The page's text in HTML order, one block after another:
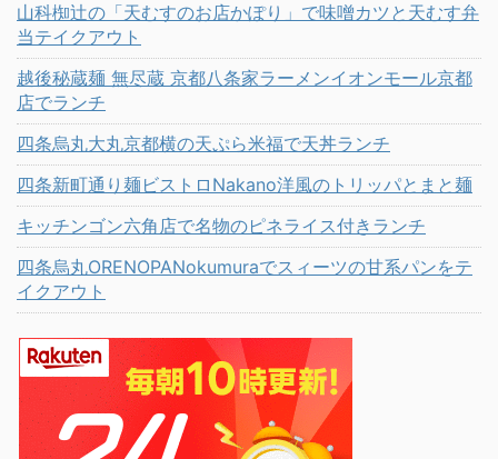
山科椥辻の「天むすのお店かぽり」で味噌カツと天むす弁
当テイクアウト
越後秘蔵麺 無尽蔵 京都八条家ラーメンイオンモール京都
店でランチ
四条烏丸大丸京都横の天ぷら米福で天丼ランチ
四条新町通り麺ビストロNakano洋風のトリッパとまと麺
キッチンゴン六角店で名物のピネライス付きランチ
四条烏丸ORENOPANokumuraでスィーツの甘系パンをテ
イクアウト